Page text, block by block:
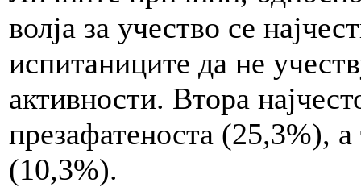
волја за учество се
испитаниците да не
активности. Втора
презафатеноста (25,3%),
(10,3%).